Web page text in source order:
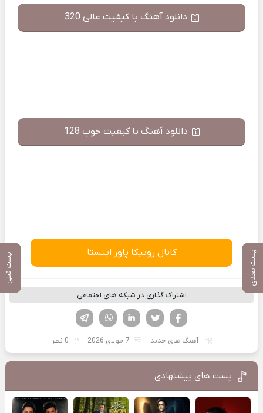
پست بعدی پست قبلی
دانلود آهنگ با کیفیت عالی 320
دانلود آهنگ با کیفیت خوب 128
کانال روبیکا پاور اینستا
اشتراک گذاری در شبکه های اجتماعی
لینکدین تویتر
فیسوک
آهنگ های جدید 7 جولای 2026 0 نظر
پست های پیشنهادی